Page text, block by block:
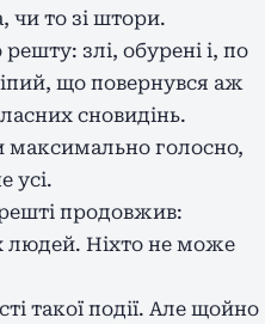
чи то зі штори.
злі, обурені і, по
що повернувся аж
сновидінь.
максимально голосно,
усі.
продовжив:
людей. Ніхто не може
такої події. Але щойно